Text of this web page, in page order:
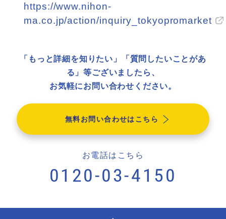
https://www.nihon-
ma.co.jp/action/inquiry_tokyopromarket
「もっと詳細を知りたい」「質問したいことがあ
る」等ございましたら、
お気軽にお問い合わせください。
無料お問い合わせはこちら
お電話はこちら
0120-03-4150